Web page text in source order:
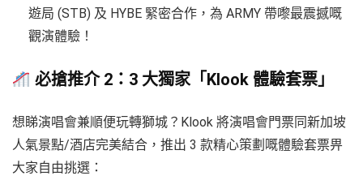
遊局 (STB) 及 HYBE 緊密合作，為 ARMY 帶嚟最震撼嘅
觀演體驗！
必搶推介 2：3 大獨家「Klook 體驗套票」
想睇演唱會兼順便玩轉獅城？Klook 將演唱會門票同新加坡
人氣景點/酒店完美結合，推出 3 款精心策劃嘅體驗套票畀
大家自由挑選：